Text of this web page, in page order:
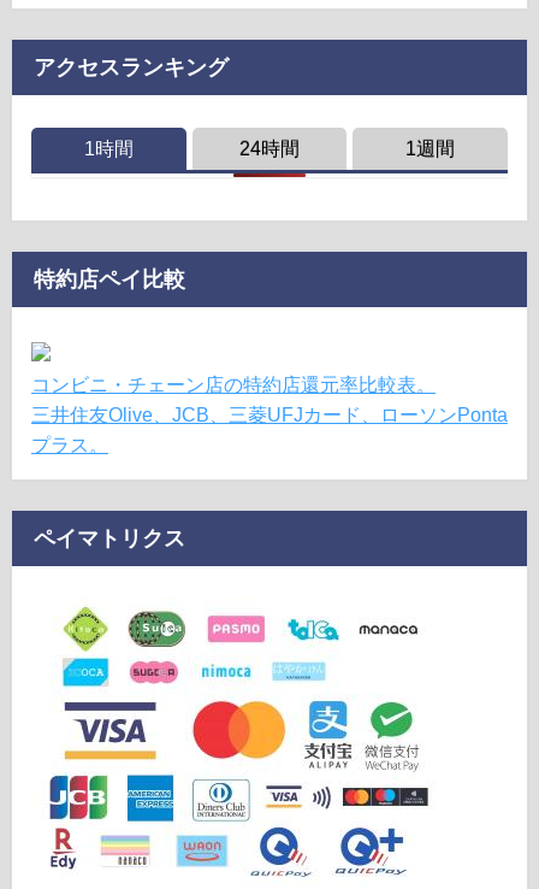
アクセスランキング
1時間 24時間 1週間
特約店ペイ比較
コンビニ・チェーン店の特約店還元率比較表。
三井住友Olive、JCB、三菱UFJカード、ローソンPonta
プラス。
ペイマトリクス